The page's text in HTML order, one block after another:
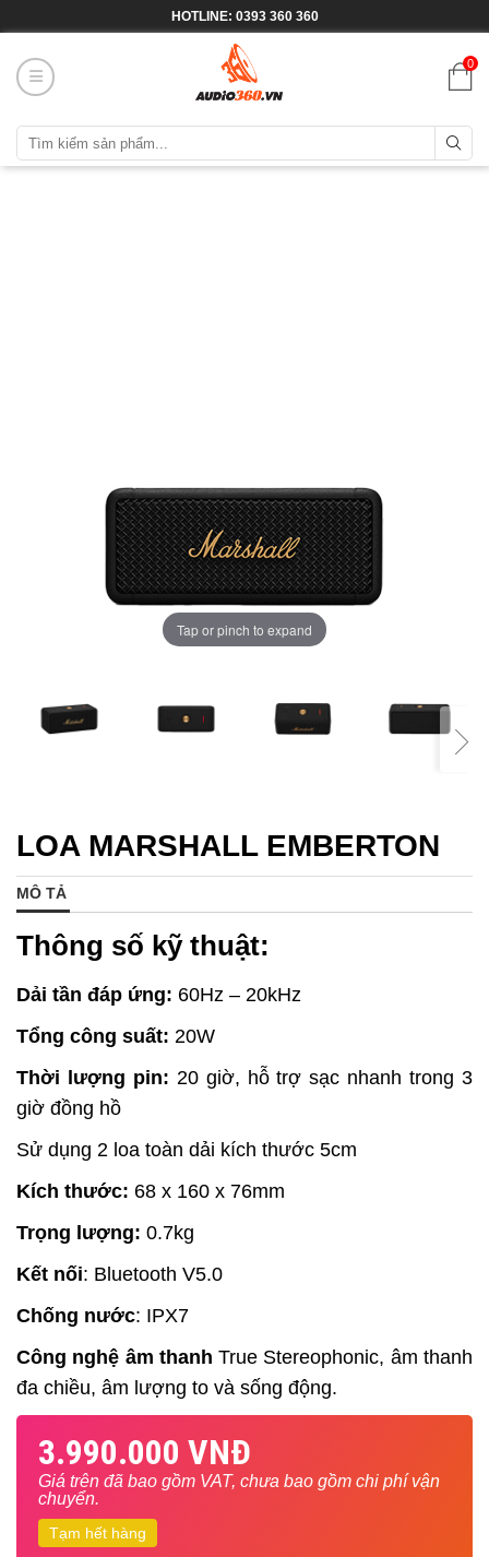
HOTLINE: 0393 360 360
0
Tap or pinch to expand
LOA MARSHALL EMBERTON
MÔ TẢ
Thông số kỹ thuật:
Dải tần đáp ứng: 60Hz – 20kHz
Tổng công suất: 20W
Thời lượng pin: 20 giờ, hỗ trợ sạc nhanh trong 3
giờ đồng hồ
Sử dụng 2 loa toàn dải kích thước 5cm
Kích thước: 68 x 160 x 76mm
Trọng lượng: 0.7kg
Kết nối: Bluetooth V5.0
Chống nước: IPX7
Công nghệ âm thanh True Stereophonic, âm thanh
đa chiều, âm lượng to và sống động.
3.990.000 VNĐ
Giá trên đã bao gồm VAT, chưa bao gồm chi phí vận
chuyển.
Tạm hết hàng